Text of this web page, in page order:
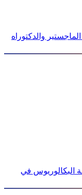
والدكتوراه
البكالوريوس في